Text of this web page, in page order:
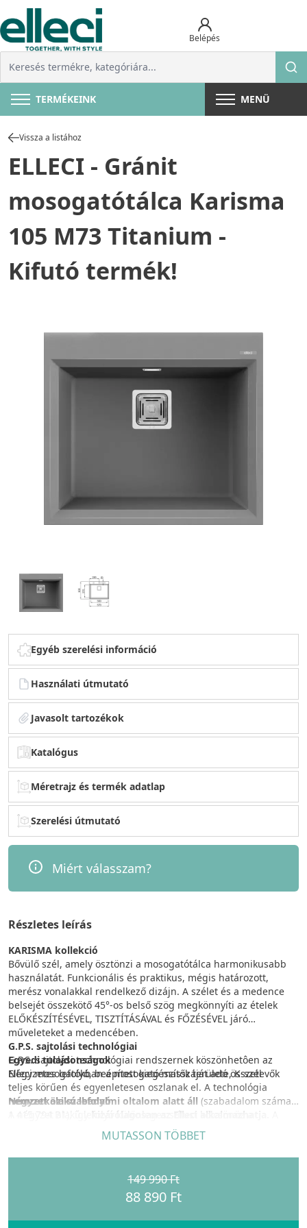
Belépés
TERMÉKEINK MENÜ
Vissza a listához
ELLECI - Gránit
mosogatótálca Karisma
105 M73 Titanium -
Kifutó termék!
Egyéb szerelési információ
Használati útmutató
Javasolt tartozékok
Katalógus
Méretrajz és termék adatlap
Szerelési útmutató
Miért válasszam?
Részletes leírás
KARISMA kollekció
Bővülő szél, amely ösztönzi a mosogatótálca harmonikusabb
használatát. Funkcionális és praktikus, mégis határozott,
merész vonalakkal rendelkező dizájn. A szélet és a medence
belsejét összekötő 45°-os belső szög megkönnyíti az ételek
ELŐKÉSZÍTÉSÉVEL, TISZTÍTÁSÁVAL és FŐZÉSÉVEL járó
műveleteket a medencében.
Egyedi tulajdonságok
Négyzetes lefolyó, beépített kiegészítők területe, K-szél
Négyzet alakú lefolyó
A négyzet alakú lefolyó különleges stílust kölcsönöz a
mosogatótálcának, és esztétikailag tökéletesen kiegészíti a
Karisma szögletes, racionális vonalvezetését.
Az innovatív Karisma mosogatótálca munkalap alá szerelhető
verziójának felszerelésekor ez a szél olyan lenyűgöző esztétikai
megkülönbözteti ezt a terméket.
G.P.S. sajtolási technológiai
G.P.S. sajtolási technológiai rendszernek köszönhetôen az
Elleci mosogatókban a mosogató masszáját adó összetevők
teljes körűen és egyenletesen oszlanak el. A technológia
nemzetközi szabadalmi oltalom alatt áll (szabadalom száma:
kizárólagosan az Elleci alkalmazhatja.
G.P.S. rendszer egy dinamikus prés-formát alkalmaz, amely
biztosítja a mosogató masszájában az összes alkotóelem
egyenletes eloszlását, miközben a mosogató látható
létre, kiaknázva a gránit kiváló képességeit: ellenáll a magas
MUTASSON TÖBBET
149 990 Ft
88 890 Ft